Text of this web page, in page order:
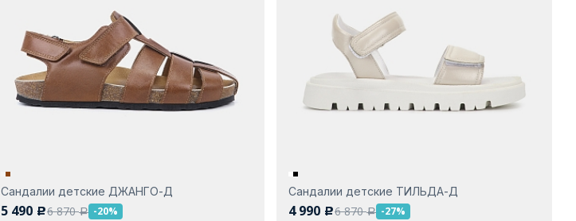
Сандалии детские ДЖАНГО-Д
5 490 c6 870a -20%
Сандалии детские ТИЛЬДА-Д
4 990 c6 870a -27%